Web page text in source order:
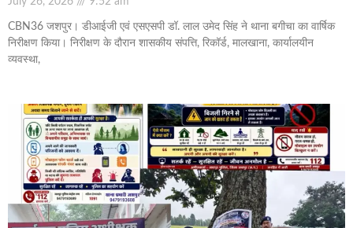
CBN36 जशपुर। डीआईजी एवं एसएसपी डॉ. लाल उमेद सिंह ने थाना बगीचा का वार्षिक
निरीक्षण किया। निरीक्षण के दौरान शासकीय संपत्ति, रिकॉर्ड, मालखाना, कार्यालयीन
व्यवस्था,